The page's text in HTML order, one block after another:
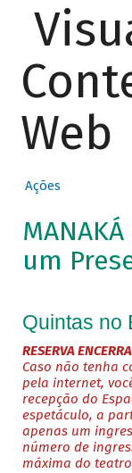
Web
Ações
um
Quintas no
RESERVA
Caso não tenha
pela internet,
recepção do
espetáculo, a
apenas um
número de
máxima do